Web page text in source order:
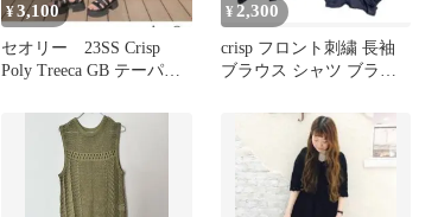
¥3,100
セオリー 23SS Crisp
Poly Treeca GB テーパー
¥ 2,300
crisp フロント刺繍 長袖
ブラウス シャツ ブラッ